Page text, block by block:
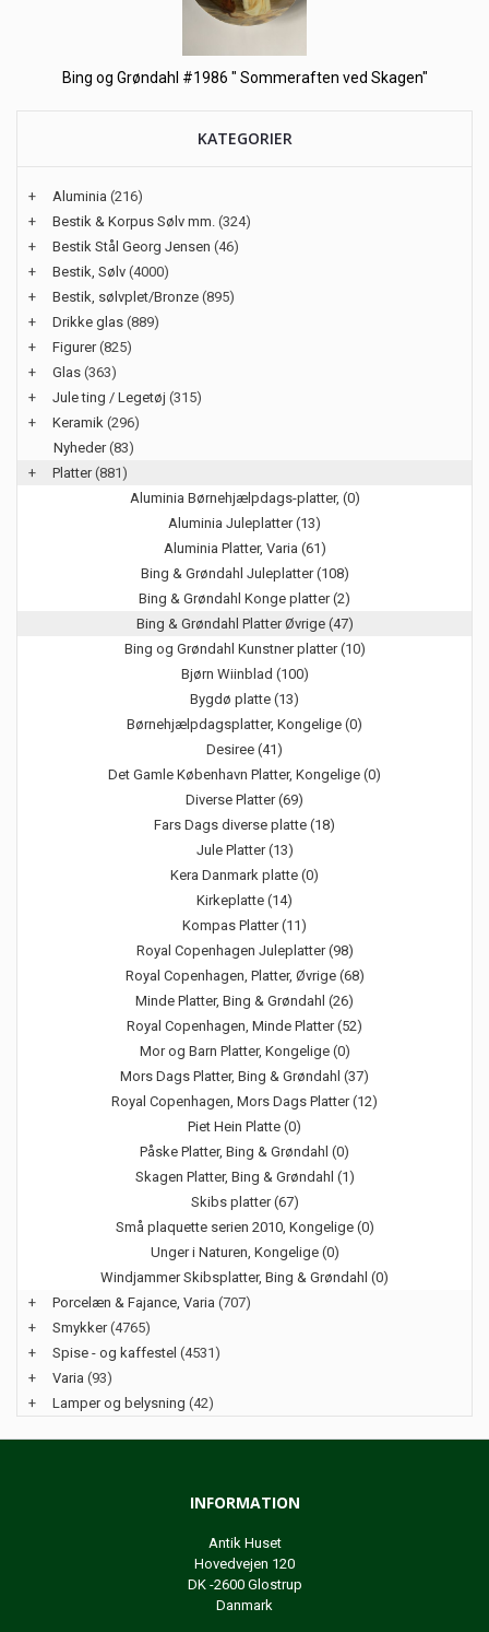
Bing og Grøndahl #1986 " Sommeraften ved Skagen"
KATEGORIER
+ Aluminia (216)
+
Bestik & Korpus Sølv mm. (324)
+
Bestik Stål Georg Jensen (46)
+
Bestik, Sølv (4000)
+
Bestik, sølvplet/Bronze (895)
+
Drikke glas (889)
+
Figurer(825)
+
Glas (363)
+
Jule ting / Legetøj (315)
+
Keramik (296)
Nyheder(83)
+
Platter(881)
Aluminia Børnehjælpdags-platter, (0)
Aluminia Juleplatter (13)
Aluminia Platter, Varia (61)
Bing & Grøndahl Juleplatter (108)
Bing & Grøndahl Konge platter (2)
Bing & Grøndahl Platter Øvrige (47)
Bing og Grøndahl Kunstner platter (10)
Bjørn Wiinblad (100)
Bygdø platte (13)
Børnehjælpdagsplatter, Kongelige (0)
Desiree (41)
Det Gamle København Platter, Kongelige (0)
Diverse Platter (69)
Fars Dags diverse platte (18)
Jule Platter (13)
Kera Danmark platte (0)
Kirkeplatte (14)
Kompas Platter (11)
Royal Copenhagen Juleplatter (98)
Royal Copenhagen, Platter, Øvrige (68)
Minde Platter, Bing & Grøndahl (26)
Royal Copenhagen, Minde Platter (52)
Mor og Barn Platter, Kongelige (0)
Mors Dags Platter, Bing & Grøndahl (37)
Royal Copenhagen, Mors Dags Platter (12)
Piet Hein Platte (0)
Påske Platter, Bing & Grøndahl (0)
Skagen Platter, Bing & Grøndahl (1)
Skibs platter (67)
Små plaquette serien 2010, Kongelige (0)
Unger i Naturen, Kongelige (0)
Windjammer Skibsplatter, Bing & Grøndahl (0)
+
Porcelæn & Fajance, Varia (707)
+
Smykker(4765)
+
Spise - og kaffestel (4531)
+
Varia (93)
+
Lamper og belysning (42)
INFORMATION
Antik Huset
Hovedvejen 120
DK -2600 Glostrup
Danmark